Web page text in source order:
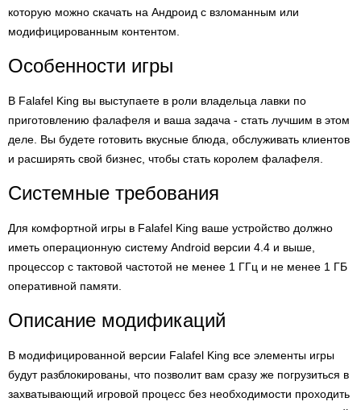
которую можно скачать на Андроид с взломанным или
модифицированным контентом.
Особенности игры
В Falafel King вы выступаете в роли владельца лавки по
приготовлению фалафеля и ваша задача - стать лучшим в этом
деле. Вы будете готовить вкусные блюда, обслуживать клиентов
и расширять свой бизнес, чтобы стать королем фалафеля.
Системные требования
Для комфортной игры в Falafel King ваше устройство должно
иметь операционную систему Android версии 4.4 и выше,
процессор с тактовой частотой не менее 1 ГГц и не менее 1 ГБ
оперативной памяти.
Описание модификаций
В модифицированной версии Falafel King все элементы игры
будут разблокированы, что позволит вам сразу же погрузиться в
захватывающий игровой процесс без необходимости проходить